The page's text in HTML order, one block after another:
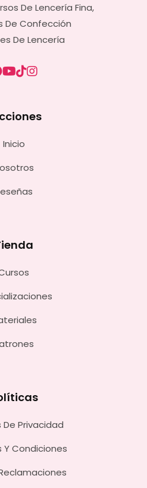
De Lencería Fina,
De Confección
De Lencería
Inicio
Privacidad
Y Condiciones